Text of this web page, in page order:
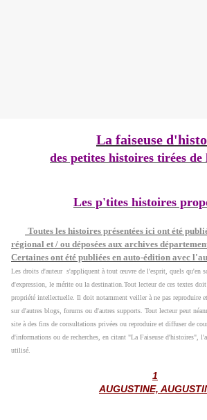
La faiseuse
des petites histoires tirées
Les p'tites histoires
Toutes les histoires présentées ici ont été
régional et / ou déposées aux archives
Certaines ont été publiées en auto-édition avec
Les droits d'auteur s'appliquent à tout œuvre de l'esprit, quels qu'en
d'expression, le mérite ou la destination. Tout lecteur de ces textes
propriété intellectuelle. Il doit notamment veiller à ne pas reproduire
sur d'autres blogs, forums ou d'autres supports. Tout lecteur peut
site à des fins de consultations privées ou reproduire et diffuser de
d'informations ou de recherches, en citant "La Faiseuse d'histoires",
utilisé.
1
AUGUSTINE,